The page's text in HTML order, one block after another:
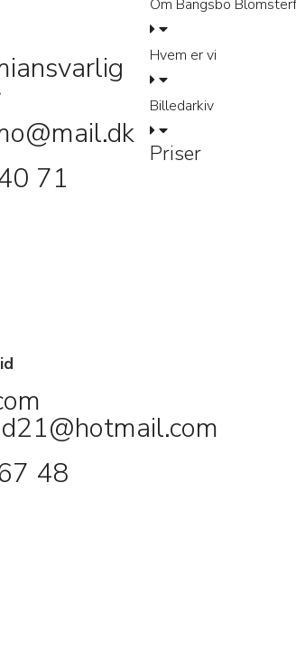
71
48
Om Bangsbo
Hvem er vi
Billedarkiv
Priser